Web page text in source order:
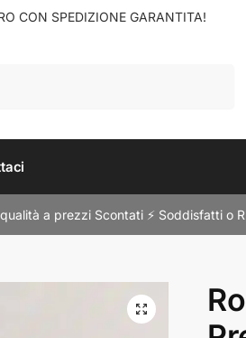
CON SPEDIZIONE GARANTITA!
a prezzi Scontati ⚡ Soddisfatti o